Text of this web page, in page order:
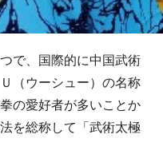
で、国際的に中国武術
（ウーシュー）の名称
の愛好者が多いことか
を総称して「武術太極